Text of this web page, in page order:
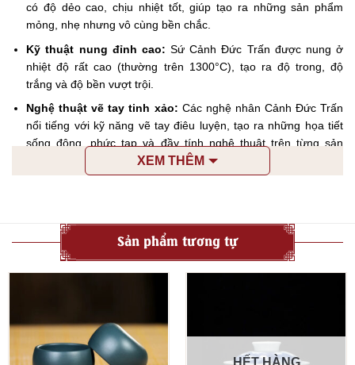
có độ dẻo cao, chịu nhiệt tốt, giúp tạo ra những sản phẩm
mỏng, nhẹ nhưng vô cùng bền chắc.
Kỹ thuật nung đỉnh cao: Sứ Cảnh Đức Trấn được nung ở
nhiệt độ rất cao (thường trên 1300°C), tạo ra độ trong, độ
trắng và độ bền vượt trội.
Nghệ thuật vẽ tay tinh xảo: Các nghệ nhân Cảnh Đức Trấn
nổi tiếng với kỹ năng vẽ tay điêu luyện, tạo ra những họa tiết
sống động, phức tạp và đầy tính nghệ thuật trên từng sản
Chén Khải Sứ Bạch Định Cảnh Đức mang những đặc trưng riêng
biệt, khiến chúng trở nên khác biệt và được giới mộ điệu săn đón:
trắng xanh ngọc bích rất đặc trưng, trong trẻo và thanh lịch.
Độ trong suốt:Khi đưa ra ánh sáng, bạn có thể thấy độ trong
XEM THÊM
Sản phẩm tương tự